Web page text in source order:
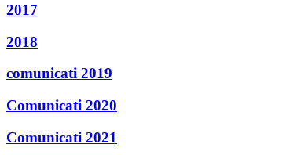
2017
2018
comunicati 2019
Comunicati 2020
Comunicati 2021